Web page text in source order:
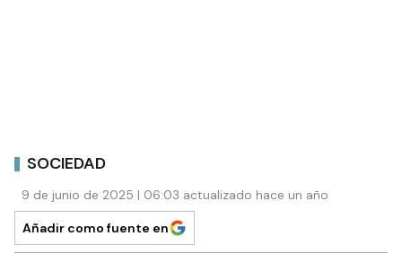
SOCIEDAD
9 de junio de 2025 | 06:03 actualizado hace un año
Añadir como fuente en